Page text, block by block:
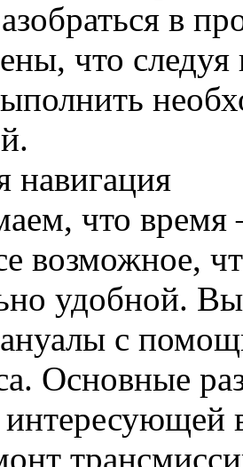
в
что
навигация
что время
возможное,
удобной.
с
Основные